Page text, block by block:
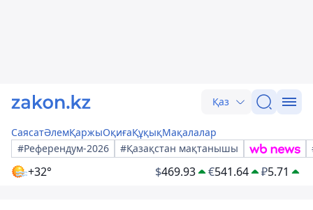
Қаз
СаясатӘлемҚаржыОқиғаҚұқықМақалалар
#Референдум-2026
#Қазақстан мақтанышы
+32° $469.93 €541.64 ₽5.71